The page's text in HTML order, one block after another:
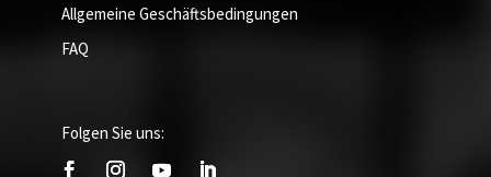
Allgemeine Geschäftsbedingungen
FAQ
Folgen Sie uns: